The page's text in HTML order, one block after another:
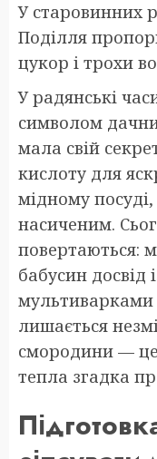
У старовинних
Поділля
цукор і трохи
У радянські
символом
мала свій
кислоту для
мідному
насиченим.
повертаються:
бабусин
мультиварками
лишається
смородини —
тепла згадка